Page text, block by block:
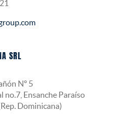
SRL
Nº 5
no.7, Ensanche Paraíso
Dominicana)